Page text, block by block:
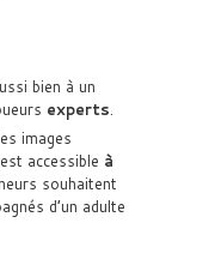
bien à un
experts.
images
est accessible à
souhaitent
d’un adulte